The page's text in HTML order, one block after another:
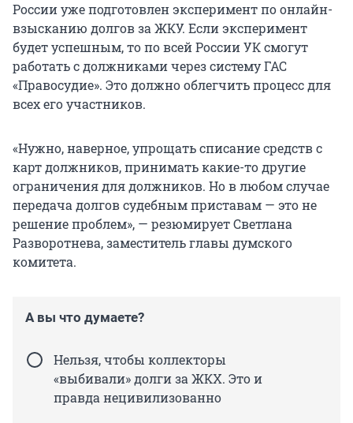
России уже подготовлен эксперимент по онлайн-
взысканию долгов за ЖКУ. Если эксперимент
будет успешным, то по всей России УК смогут
работать с должниками через систему ГАС
«Правосудие». Это должно облегчить процесс для
всех его участников.
«Нужно, наверное, упрощать списание средств с
карт должников, принимать какие-то другие
ограничения для должников. Но в любом случае
передача долгов судебным приставам — это не
решение проблем», — резюмирует Светлана
Разворотнева, заместитель главы думского
комитета.
А вы что думаете?
Нельзя, чтобы коллекторы
«выбивали» долги за ЖКХ. Это и
правда нецивилизованно